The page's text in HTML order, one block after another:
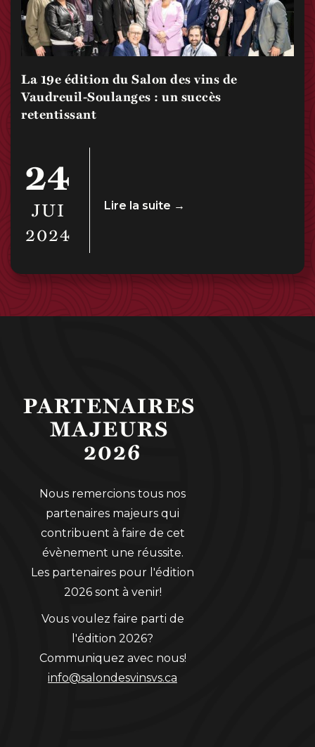
La 19e édition du Salon des vins de
Vaudreuil-Soulanges : un succès
retentissant
24
JUI
2024
Lire la suite →
PARTENAIRES
MAJEURS
2026
Nous remercions tous nos
partenaires majeurs qui
contribuent à faire de cet
évènement une réussite.
Les partenaires pour l'édition
2026 sont à venir!
Vous voulez faire parti de
l'édition 2026?
Communiquez avec nous!
info@salondesvinsvs.ca